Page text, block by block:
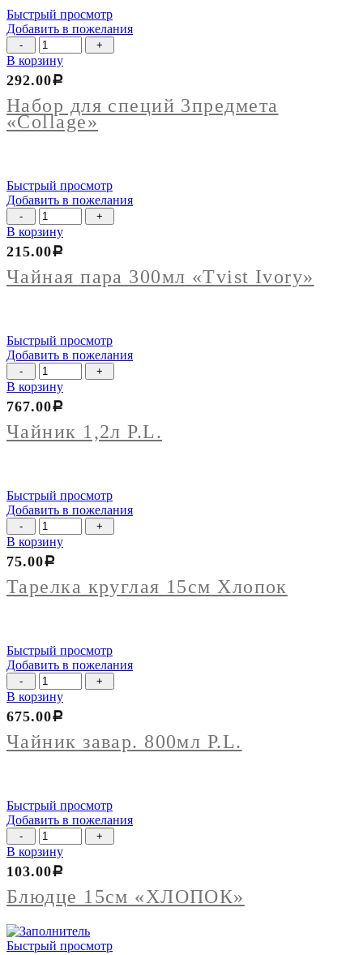
Быстрый просмотр
Добавить в пожелания
Количество
товара
Набор
для
специй
3предмета
"Collage"
В корзину
Набор для специй 3предмета
«Collage»
292.00Р
Быстрый просмотр
Добавить в пожелания
Количество
товара
Чайная
пара
300мл
"Tvist
В корзину
Чайная пара 300мл «Tvist Ivory»
215.00Р
Быстрый просмотр
Добавить в пожелания
Количество
товара
Чайник
1,2л
P.L.
В корзину
Чайник 1,2л P.L.
767.00Р
Быстрый просмотр
Добавить в пожелания
Количество
товара
Тарелка
круглая
15см
Хлопок
В корзину
Тарелка круглая 15см Хлопок
75.00Р
Быстрый просмотр
Добавить в пожелания
Количество
товара
Чайник
завар.
800мл
P.L.
В корзину
Чайник завар. 800мл P.L.
675.00Р
Быстрый просмотр
Добавить в пожелания
Количество
товара
Блюдце
15см
"ХЛОПОК"
В корзину
Блюдце 15см «ХЛОПОК»
103.00Р
Быстрый просмотр